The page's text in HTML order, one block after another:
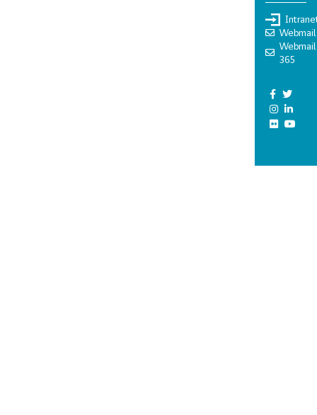
Webmail
Webmail
365